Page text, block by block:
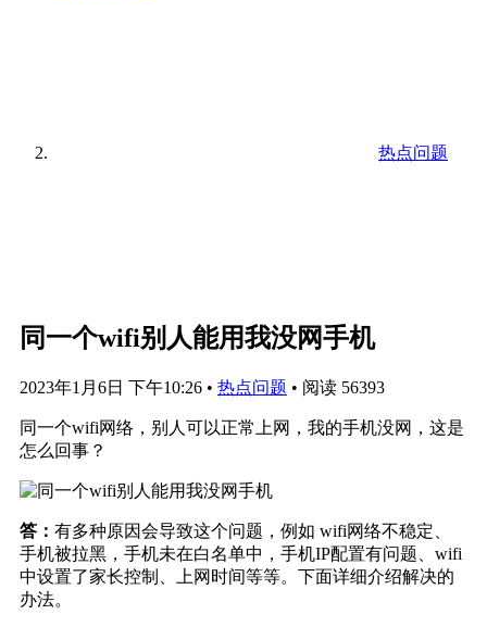
热点问题
同一个wifi别人能用我没网手机
2023年1月6日 下午10:26 • 热点问题 • 阅读 56393
同一个wifi网络，别人可以正常上网，我的手机没网，这是
怎么回事？
答： 有多种原因会导致这个问题，例如 wifi网络不稳定、
手机被拉黑，手机未在白名单中，手机IP配置有问题、wifi
中设置了家长控制、上网时间等等。下面详细介绍解决的
办法。